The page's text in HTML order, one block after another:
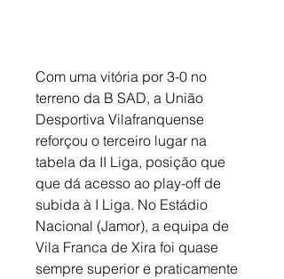
Com uma vitória por 3-0 no
terreno da B SAD, a União
Desportiva Vilafranquense
reforçou o terceiro lugar na
tabela da II Liga, posição que
que dá acesso ao play-off de
subida à I Liga. No Estádio
Nacional (Jamor), a equipa de
Vila Franca de Xira foi quase
sempre superior e praticamente